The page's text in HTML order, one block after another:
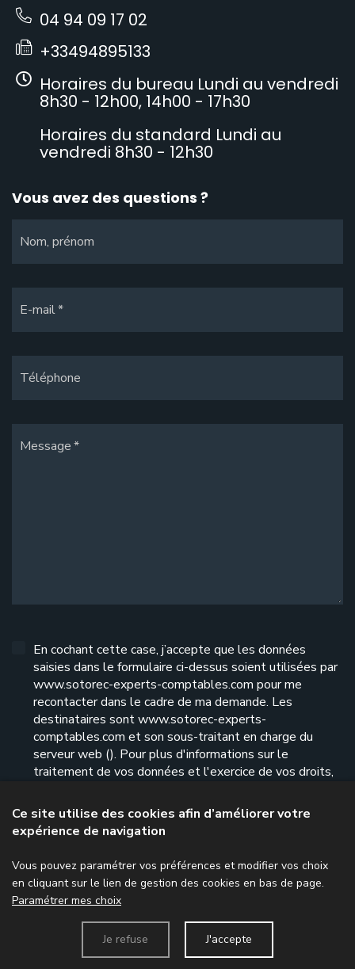
04 94 09 17 02
+33494895133
Horaires du bureau Lundi au vendredi
8h30 - 12h00, 14h00 - 17h30
Horaires du standard Lundi au
vendredi 8h30 - 12h30
Vous avez des questions ?
Nom, prénom
E-mail
Téléphone
Message
En cochant cette case, j’accepte que les données
saisies dans le formulaire ci-dessus soient utilisées par
www.sotorec-experts-comptables.com pour me
recontacter dans le cadre de ma demande. Les
destinataires sont www.sotorec-experts-
comptables.com et son sous-traitant en charge du
serveur web (). Pour plus d'informations sur le
traitement de vos données et l'exercice de vos droits,
Envoyer le formulaire
Ce site utilise des cookies afin d’améliorer votre
expérience de navigation
Vous pouvez paramétrer vos préférences et modifier vos choix
en cliquant sur le lien de gestion des cookies en bas de page.
Paramétrer mes choix
Je refuse J'accepte